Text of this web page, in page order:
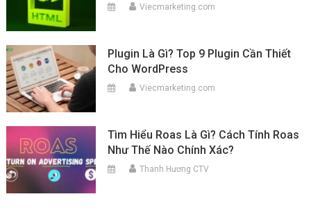
Viecmarketing.com
Plugin Là Gì? Top 9 Plugin Cần Thiết
Cho WordPress
Viecmarketing.com
Tìm Hiểu Roas Là Gì? Cách Tính Roas
Như Thế Nào Chính Xác?
Thanh Hương CTV